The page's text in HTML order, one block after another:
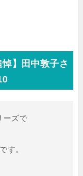
】田中敦子さ
ーズで
す。